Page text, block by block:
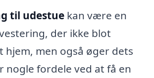
til udestue kan være en
der ikke blot
men også øger dets
nogle fordele ved at få en